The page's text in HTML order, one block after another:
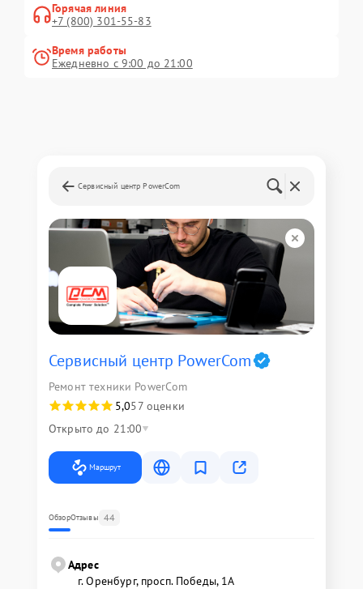
Горячая линия
+7 (800) 301-55-83
Время работы
Ежедневно с 9:00 до 21:00
Сервисный центр PowerCom
Сервисный центр PowerCom
Ремонт техники PowerCom
5,057 оценки
Открыто до 21:00
Маршрут
ОбзорОтзывы 44
Адрес
г. Оренбург, просп. Победы, 1А